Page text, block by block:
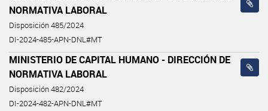
NORMATIVA LABORAL
Disposición 485/2024
DI-2024-485-APN-DNL#MT
MINISTERIO DE CAPITAL HUMANO - DIRECCIÓN DE
NORMATIVA LABORAL
Disposición 482/2024
DI-2024-482-APN-DNL#MT